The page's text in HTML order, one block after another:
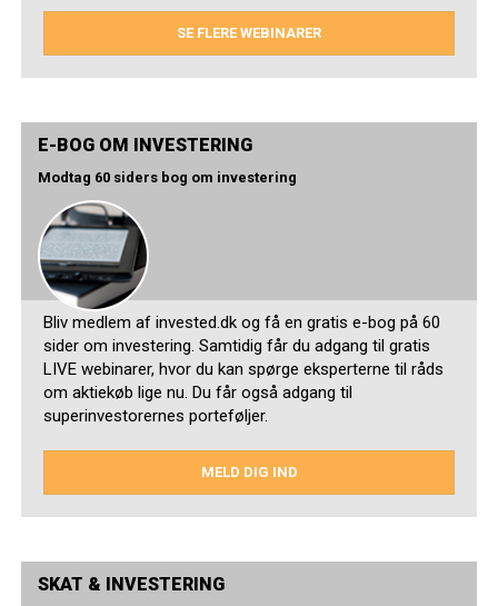
SE FLERE WEBINARER
E-BOG OM INVESTERING
Modtag 60 siders bog om investering
Bliv medlem af invested.dk og få en gratis e-bog på 60
sider om investering. Samtidig får du adgang til gratis
LIVE webinarer, hvor du kan spørge eksperterne til råds
om aktiekøb lige nu. Du får også adgang til
superinvestorernes porteføljer.
MELD DIG IND
SKAT & INVESTERING